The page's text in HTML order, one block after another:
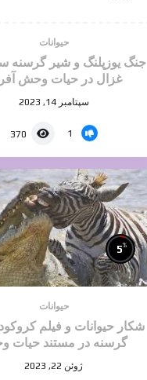
حیوانات
جنگ یوزپلنگ و شیر گرسنه
غزال در حیات وحش
سپتامبر 14, 2023
1
370
5%
حیوانات
شکار حیوانات و فیلم
گرسنه در مستند حیات
ژوئن 22, 2023